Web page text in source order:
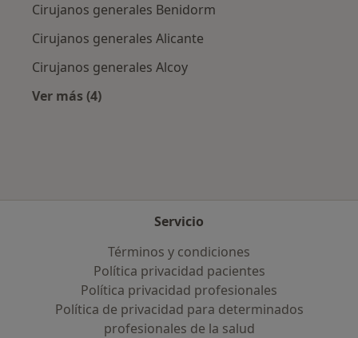
Cirujanos generales Benidorm
Cirujanos generales Alicante
Cirujanos generales Alcoy
Ver más (4)
Servicio
Términos y condiciones
Política privacidad pacientes
Política privacidad profesionales
Política de privacidad para determinados
profesionales de la salud